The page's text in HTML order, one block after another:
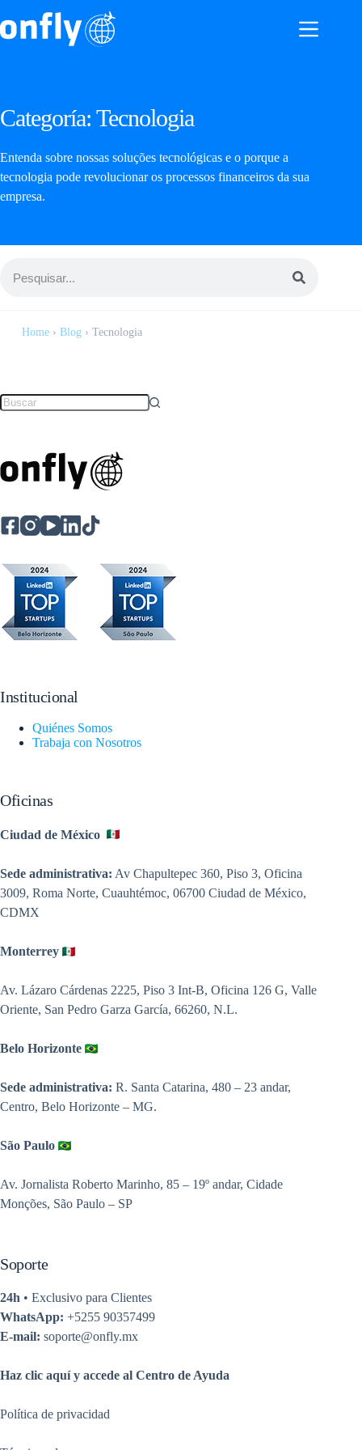
Categoría: Tecnologia
Entenda sobre nossas soluções tecnológicas e o porque a
tecnologia pode revolucionar os processos financeiros da sua
empresa.
Home› Blog› Tecnologia
Institucional
Quiénes Somos
Trabaja con Nosotros
Oficinas
Ciudad de México
Sede administrativa: Av Chapultepec 360, Piso 3, Oficina
3009, Roma Norte, Cuauhtémoc, 06700 Ciudad de México,
CDMX
Monterrey
Av. Lázaro Cárdenas 2225, Piso 3 Int-B, Oficina 126 G, Valle
Oriente, San Pedro Garza García, 66260, N.L.
Belo Horizonte
Sede administrativa: R. Santa Catarina, 480 – 23 andar,
Centro, Belo Horizonte – MG.
São Paulo
Av. Jornalista Roberto Marinho, 85 – 19º andar, Cidade
Monções, São Paulo – SP
Soporte
24h • Exclusivo para Clientes
WhatsApp: +5255 90357499
E-mail: soporte@onfly.mx
Haz clic aquí y accede al Centro de Ayuda
Política de privacidad